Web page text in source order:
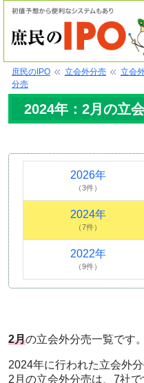
庶民のIPO 立会外分売 立会
分売
2024年：2月の立
2026年
（3件）
2024年
（7件）
2022年
（9件）
2月の立会外分売一覧です。
2024年に行われた立会外分
2月の立会外分売は、7社で